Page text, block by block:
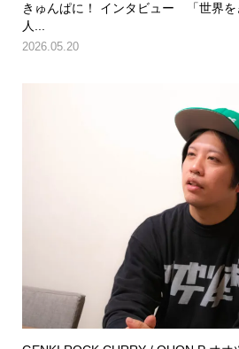
きゅんぱに！ インタビュー 「世界を
人...
2026.05.20